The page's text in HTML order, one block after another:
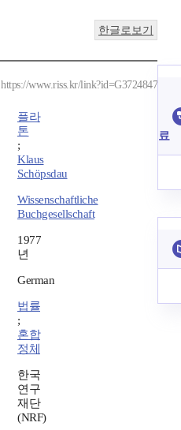
한글로보기
https://www.riss.kr/link?id=G3724847
플라
톤
;
Klaus
Schöpsdau
Wissenschaftliche
Buchgesellschaft
1977
년
German
법률
;
혼합
정체
한국
연구
재단
(NRF)
료